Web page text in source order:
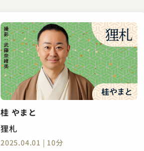
桂 やまと
狸札
2025.04.01 | 10分